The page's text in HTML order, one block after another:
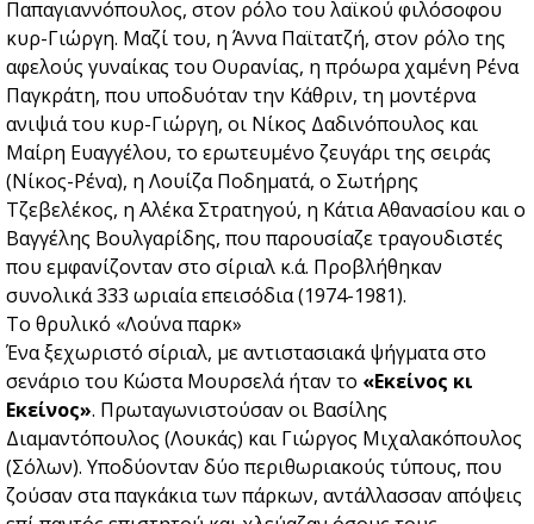
Παπαγιαννόπουλος, στον ρόλο του λαϊκού φιλόσοφου
κυρ-Γιώργη. Μαζί του, η Άννα Παϊτατζή, στον ρόλο της
αφελούς γυναίκας του Ουρανίας, η πρόωρα χαμένη Ρένα
Παγκράτη, που υποδυόταν την Κάθριν, τη μοντέρνα
ανιψιά του κυρ-Γιώργη, οι Νίκος Δαδινόπουλος και
Μαίρη Ευαγγέλου, το ερωτευμένο ζευγάρι της σειράς
(Νίκος-Ρένα), η Λουίζα Ποδηματά, ο Σωτήρης
Τζεβελέκος, η Αλέκα Στρατηγού, η Κάτια Αθανασίου και ο
Βαγγέλης Βουλγαρίδης, που παρουσίαζε τραγουδιστές
που εμφανίζονταν στο σίριαλ κ.ά. Προβλήθηκαν
συνολικά 333 ωριαία επεισόδια (1974-1981).
Το θρυλικό «Λούνα παρκ»
Ένα ξεχωριστό σίριαλ, με αντιστασιακά ψήγματα στο
σενάριο του Κώστα Μουρσελά ήταν το «Εκείνος κι
Εκείνος». Πρωταγωνιστούσαν οι Βασίλης
Διαμαντόπουλος (Λουκάς) και Γιώργος Μιχαλακόπουλος
(Σόλων). Υποδύονταν δύο περιθωριακούς τύπους, που
ζούσαν στα παγκάκια των πάρκων, αντάλλασσαν απόψεις